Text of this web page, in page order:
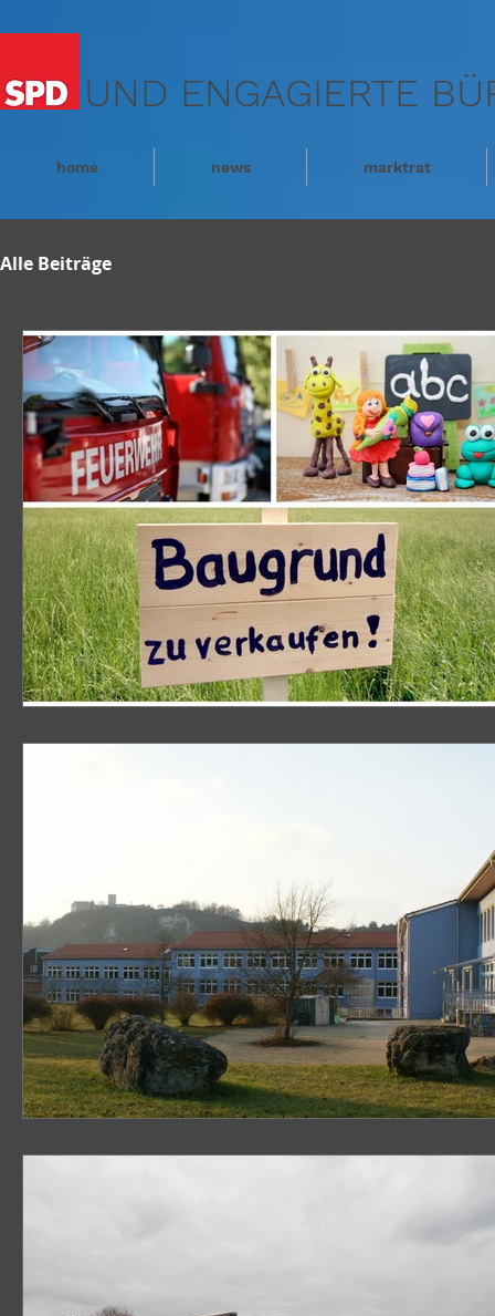
UND ENGAGIERTE
home news marktrat
Alle Beiträge